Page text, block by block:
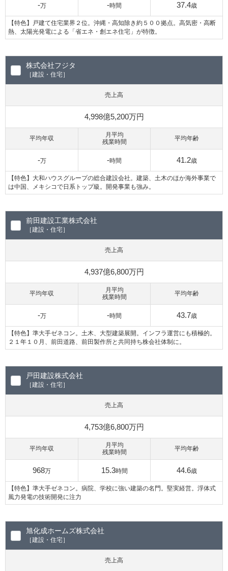
-万 -時間 37.4歳
【特色】戸建て住宅業界２位。沖縄・高知除き約５００拠点。高気密・高断
熱、太陽光発電による「省エネ・創エネ住宅」が特徴。
株式会社フジタ
［建設・住宅］
売上高
4,998億5,200万円
平均年収
-万
月平均
残業時間
-時間
平均年齢
41.2歳
【特色】大和ハウスグループの総合建設会社。建築、土木のほか海外事業で
は中国、メキシコで日系トップ級。開発事業も強み。
前田建設工業株式会社
［建設・住宅］
売上高
4,937億6,800万円
平均年収
-万
月平均
残業時間
-時間
平均年齢
43.7歳
【特色】準大手ゼネコン。土木、大型建築展開。インフラ運営にも積極的。
２１年１０月、前田道路、前田製作所と共同持ち株会社体制に。
戸田建設株式会社
［建設・住宅］
売上高
4,753億6,800万円
平均年収
968万
月平均
残業時間
15.3時間
平均年齢
44.6歳
【特色】準大手ゼネコン。病院、学校に強い建築の名門。堅実経営。浮体式
風力発電の技術開発に注力
旭化成ホームズ株式会社
［建設・住宅］
売上高